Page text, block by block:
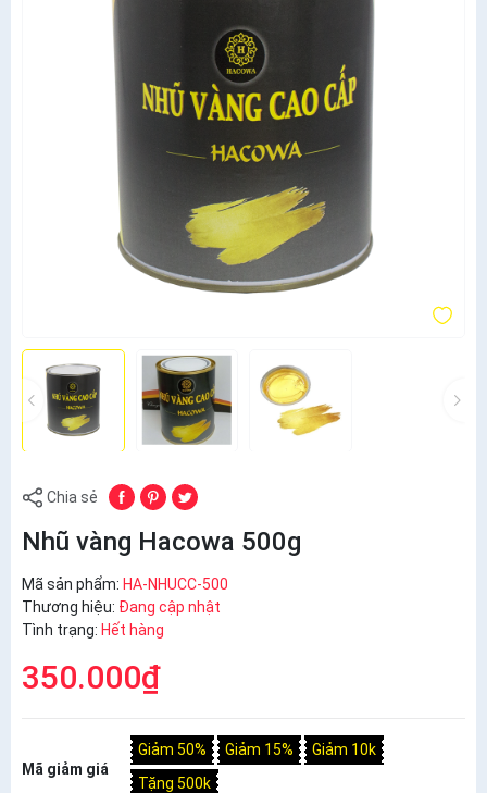
Chia sẻ
Nhũ vàng Hacowa 500g
Mã sản phẩm: HA-NHUCC-500
Thương hiệu: Đang cập nhật
Tình trạng: Hết hàng
350.000₫
Mã giảm giá
Giảm 50% Giảm 15%
Giảm 10k
Tặng 500k